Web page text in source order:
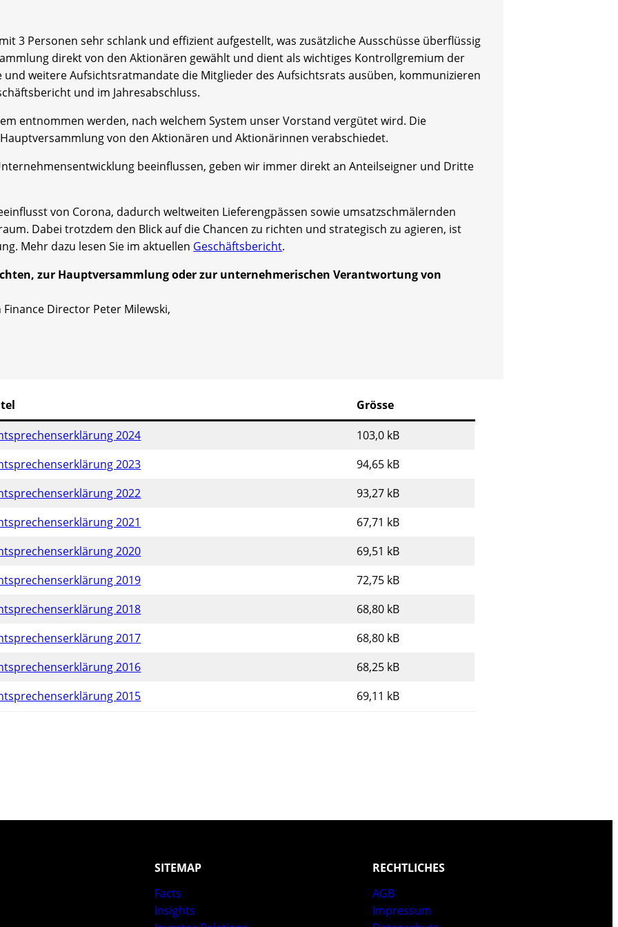
3 Personen sehr schlank und effizient aufgestellt, was zusätzliche Ausschüsse überflüssig
direkt von den Aktionären gewählt und dient als wichtiges Kontrollgremium der
und weitere Aufsichtsratmandate die Mitglieder des Aufsichtsrats ausüben, kommunizieren
und im Jahresabschluss.
entnommen werden, nach welchem System unser Vorstand vergütet wird. Die
von den Aktionären und Aktionärinnen verabschiedet.
beeinflussen, geben wir immer direkt an Anteilseigner und Dritte
von Corona, dadurch weltweiten Lieferengpässen sowie umsatzschmälernden
Dabei trotzdem den Blick auf die Chancen zu richten und strategisch zu agieren, ist
Mehr dazu lesen Sie im aktuellen Geschäftsbericht.
zur Hauptversammlung oder zur unternehmerischen Verantwortung von
Director Peter Milewski,
Grösse
2024
103,0 kB
2023
94,65 kB
2022
93,27 kB
2021
67,71 kB
2020
69,51 kB
2019
72,75 kB
2018
68,80 kB
2017
68,80 kB
2016
68,25 kB
2015
69,11 kB
SITEMAP
Facts
Insights
RECHTLICHES
AGB
Impressum